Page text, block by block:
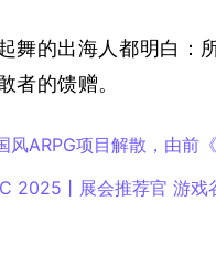
舞的出海人都明白：
者的馈赠。
ARPG项目解散，由前《古剑
展会推荐官 游戏谷 董事长 张小蝶、原力棱镜 COO 胡俊铨、